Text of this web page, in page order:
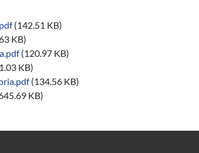
(142.51 KB)
KB)
(120.97 KB)
KB)
(134.56 KB)
KB)